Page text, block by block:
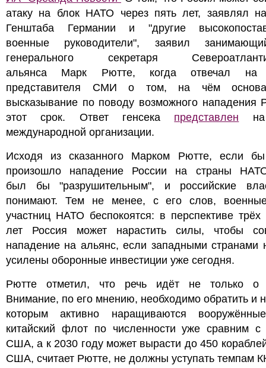
атаку на блок НАТО через пять лет, заявлял
Генштаба Германии и "другие
военные руководители", заявил
генерального секретаря
альянса Марк Рютте, когда отвечал на
представителя СМИ о том, на чём
высказывание по поводу возможного нападения
этот срок. Ответ генсека представлен на
международной организации.
Исходя из сказанного Марком Рютте, если бы
произошло нападение России на страны
был бы "разрушительным", и российские
понимают. Тем не менее, с его слов,
участниц НАТО беспокоятся: в перспективе
лет Россия может нарастить силы, чтобы
нападение на альянс, если западными странами
усилены оборонные инвестиции уже сегодня.
Рютте отметил, что речь идёт не только о
Внимание, по его мнению, необходимо обратить и
которым активно наращиваются
китайский флот по численности уже сравним
США, а к 2030 году может вырасти до 450
США, считает Рютте, не должны уступать темпам